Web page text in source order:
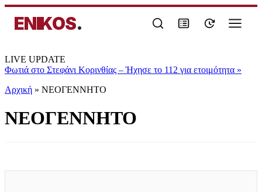
ENIKOS.
LIVE UPDATE
Φωτιά στο Στεφάνι Κορινθίας – Ήχησε το 112 για ετοιμότητα »
Αρχική » ΝΕΟΓΕΝΝΗΤΟ
ΝΕΟΓΕΝΝΗΤΟ